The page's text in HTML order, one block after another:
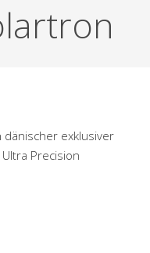
dänischer exklusiver
Precision